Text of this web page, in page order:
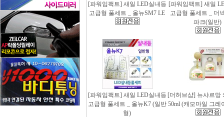
[파워임팩트] 새일 LED실내등
고급형 풀세트 _ 올뉴SM7 LE
[파워임팩트] 새일
고급형 풀세트 _ 더
파크(일반)
[파워임팩트] 새일 LED실내등
고급형 풀세트 _ 올뉴K7 (일반
형)
[더허브샵] 뉴샤르망
50ml (캐모마일 그레